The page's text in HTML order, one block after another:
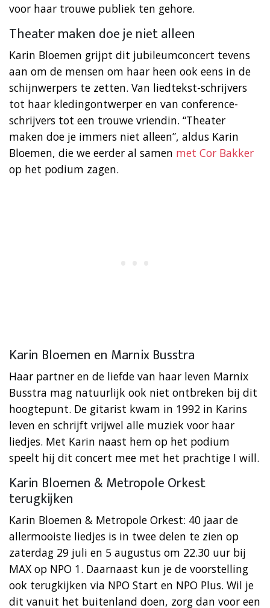
voor haar trouwe publiek ten gehore.
Theater maken doe je niet alleen
Karin Bloemen grijpt dit jubileumconcert tevens
aan om de mensen om haar heen ook eens in de
schijnwerpers te zetten. Van liedtekst-schrijvers
tot haar kledingontwerper en van conference-
schrijvers tot een trouwe vriendin. “Theater
maken doe je immers niet alleen”, aldus Karin
Bloemen, die we eerder al samen met Cor Bakker
op het podium zagen.
Karin Bloemen en Marnix Busstra
Haar partner en de liefde van haar leven Marnix
Busstra mag natuurlijk ook niet ontbreken bij dit
hoogtepunt. De gitarist kwam in 1992 in Karins
leven en schrijft vrijwel alle muziek voor haar
liedjes. Met Karin naast hem op het podium
speelt hij dit concert mee met het prachtige I will.
Karin Bloemen & Metropole Orkest
terugkijken
Karin Bloemen & Metropole Orkest: 40 jaar de
allermooiste liedjes is in twee delen te zien op
zaterdag 29 juli en 5 augustus om 22.30 uur bij
MAX op NPO 1. Daarnaast kun je de voorstelling
ook terugkijken via NPO Start en NPO Plus. Wil je
dit vanuit het buitenland doen, zorg dan voor een